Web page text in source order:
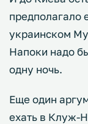
предполагало
украинском
Напоки надо
одну ночь.
Еще один
ехать в Клуж-